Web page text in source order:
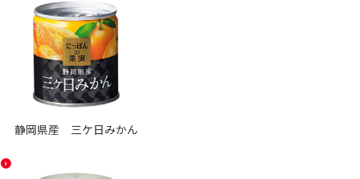
静岡県産 三ケ日みかん